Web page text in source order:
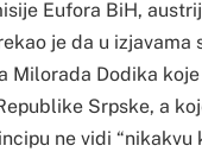
Eufora BiH,
je da u izjavama
Milorada Dodika
Srpske, a
ne vidi “nikakvu